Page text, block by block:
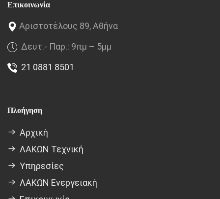
Επικοινωνία
Αριστοτέλους 89, Αθήνα
Δευτ.- Παρ.: 9πμ – 5μμ
21 0881 8501
Πλοήγηση
Αρχική
ΛΑΚΩΝ Τεχνική
Υπηρεσίες
ΛΑΚΩΝ Ενεργειακή